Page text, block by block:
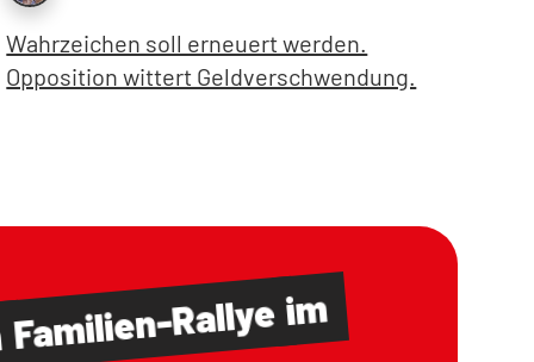
Wahrzeichen soll erneuert werden.
Opposition wittert Geldverschwendung.
Familien-Rallyeim